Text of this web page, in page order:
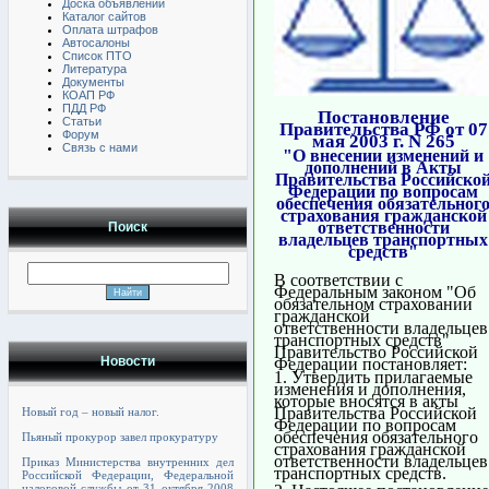
Доска объявлений
Каталог сайтов
Оплата штрафов
Автосалоны
Список ПТО
Литература
Документы
КОАП РФ
ПДД РФ
Статьи
Форум
Связь с нами
Поиск
Новости
Новый год – новый налог.
Пьяный прокурор завел прокуратуру
Приказ Министерства внутренних дел
Российской Федерации, Федеральной
Постановление
Правительства РФ от 07
мая 2003 г. N 265
"О внесении изменений и
дополнений в Акты
Правительства
Федерации по вопросам
обеспечения обязательного
страхования гражданской
ответственности
владельцев транспортных
средств"
В соответствии с
Федеральным законом "Об
обязательном страховании
гражданской
ответственности владельцев
транспортных средств"
Правительство Российской
Федерации постановляет:
1. Утвердить прилагаемые
изменения и дополнения,
которые вносятся в акты
Правительства Российской
Федерации по вопросам
обеспечения обязательного
страхования гражданской
ответственности владельцев
транспортных средств.